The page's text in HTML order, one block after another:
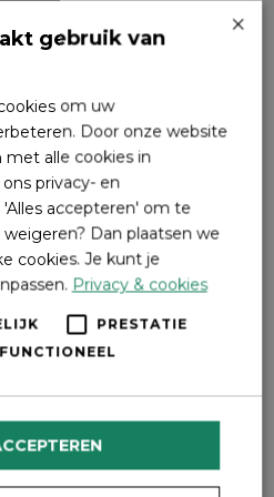
water- en
kasteel
een verhaal. Fiets met
van de vier ‘Rondjes
gaat langs
Je vindt de App
of scan de QR-
afbeelding
×
gebruik van
om uw
Door onze website
alle cookies in
privacy- en
'Alles accepteren' om te
Dan plaatsen we
cookies. Je kunt je
Privacy & cookies
PRESTATIE
FUNCTIONEEL